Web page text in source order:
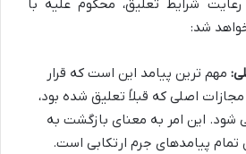
شرایط تعلیق، محکوم علیه با
شد:
مهم ترین پیامد این است که قرار
اصلی که قبلاً تعلیق شده بود،
شود. این امر به معنای بازگشت به
پیامدهای جرم ارتکابی است.